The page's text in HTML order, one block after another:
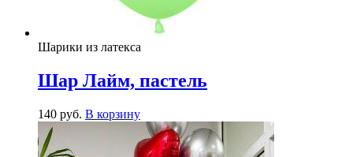
Шарики из латекса
Шар Лайм, пастель
140 руб. В корзину